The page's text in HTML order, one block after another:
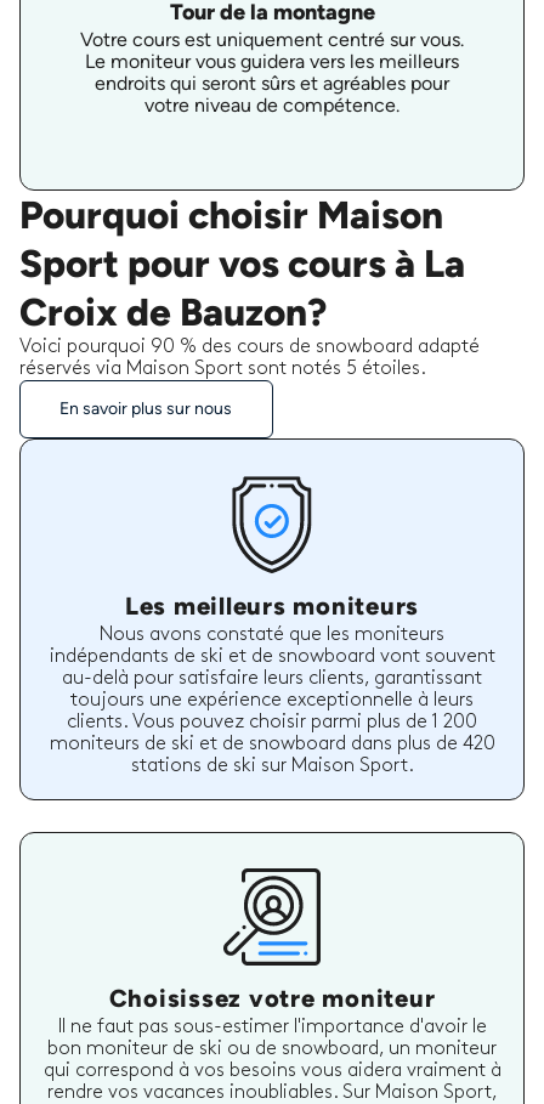
Tour de la montagne
Votre cours est uniquement centré sur vous.
Le moniteur vous guidera vers les meilleurs
endroits qui seront sûrs et agréables pour
votre niveau de compétence.
Pourquoi choisir Maison
Sport pour vos cours à La
Croix de Bauzon?
Voici pourquoi 90 % des cours de snowboard adapté
réservés via Maison Sport sont notés 5 étoiles.
En savoir plus sur nous
Les meilleurs moniteurs
Nous avons constaté que les moniteurs
indépendants de ski et de snowboard vont souvent
au-delà pour satisfaire leurs clients, garantissant
toujours une expérience exceptionnelle à leurs
clients. Vous pouvez choisir parmi plus de 1 200
moniteurs de ski et de snowboard dans plus de 420
stations de ski sur Maison Sport.
Choisissez votre moniteur
Il ne faut pas sous-estimer l'importance d'avoir le
bon moniteur de ski ou de snowboard, un moniteur
qui correspond à vos besoins vous aidera vraiment à
rendre vos vacances inoubliables. Sur Maison Sport,